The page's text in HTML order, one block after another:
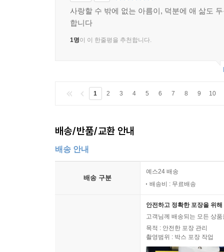
사랑할 수 밖에 없는 아름이, 덕분에 애 삶도
합니다
1명이 이 한줄평을 추천합니다.
1 2 3 4 5 6 7 8 9 10
배송/반품/교환 안내
배송 안내
배송 구분
예스24 배송
배송비 : 무료배송
안전하고 정확한 포장을 위
고객님께 배송되는 모든 상
목적 : 안전한 포장 관리
촬영범위 : 박스 포장 작업